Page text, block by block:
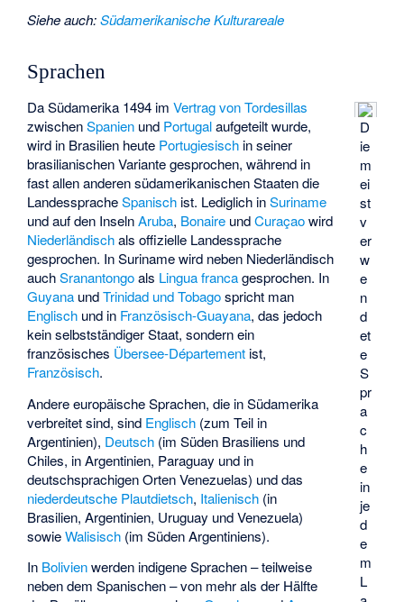
Siehe auch:Südamerikanische Kulturareale
Sprachen
D
ie
m
ei
st
v
er
w
e
n
d
et
e
S
pr
a
c
h
e
in
je
d
e
m
L
Da Südamerika 1494 imVertrag von Tordesillas
zwischenSpanien und Portugalaufgeteilt wurde,
wird in Brasilien heute Portugiesisch in seiner
brasilianischen Variante gesprochen, während in
fast allen anderen südamerikanischen Staaten die
LandesspracheSpanisch ist. Lediglich inSuriname
und auf den InselnAruba, Bonaire undCuraçaowird
Niederländischals offizielle Landessprache
gesprochen. In Suriname wird neben Niederländisch
auchSranantongoals Lingua francagesprochen. In
Guyana undTrinidad und Tobagospricht man
Englisch und in Französisch-Guayana, das jedoch
kein selbstständiger Staat, sondern ein
französisches Übersee-Département ist,
Französisch.
Andere europäische Sprachen, die in Südamerika
verbreitet sind, sind Englisch (zum Teil in
Argentinien), Deutsch (im Süden Brasiliens und
Chiles, in Argentinien, Paraguay und in
deutschsprachigen Orten Venezuelas) und das
niederdeutsche Plautdietsch, Italienisch (in
Brasilien, Argentinien, Uruguay und Venezuela)
sowieWalisisch (im Süden Argentiniens).
In Bolivienwerden indigene Sprachen – teilweise
neben dem Spanischen – von mehr als der Hälfte